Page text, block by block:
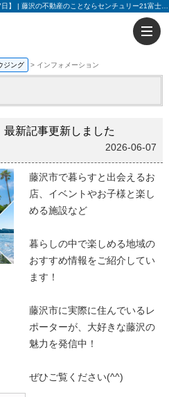
ジング インフォメーション
最新記事更新しました
2026-06-07
藤沢市で暮らすと出会えるお
店、イベントやお子様と楽し
める施設など
暮らしの中で楽しめる地域の
おすすめ情報をご紹介してい
ます！
藤沢市に実際に住んでいるレ
ポーターが、大好きな藤沢の
魅力を発信中！
ぜひご覧ください(^^)